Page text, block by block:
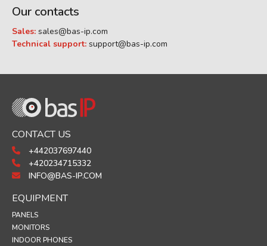
Our contacts
Sales: sales@bas-ip.com
Technical support: support@bas-ip.com
CONTACT US
+442037697440
+420234715332
INFO@BAS-IP.COM
EQUIPMENT
PANELS
MONITORS
INDOOR PHONES